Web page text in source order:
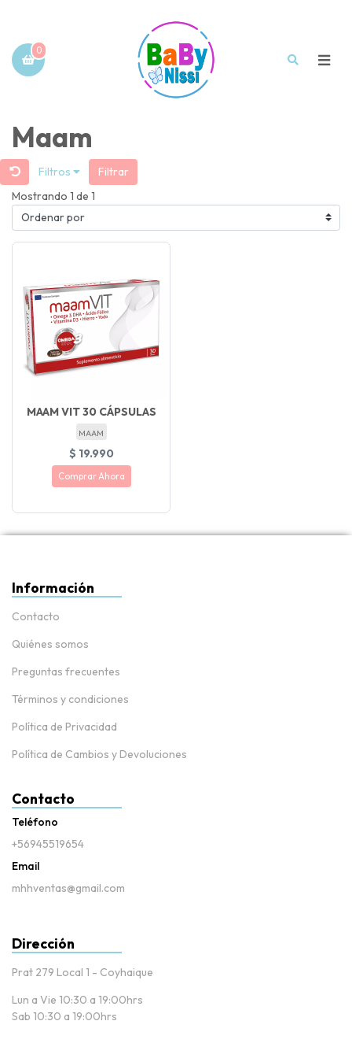
0
Maam
Filtros
Filtrar
Mostrando 1 de 1
MAAM VIT 30 CÁPSULAS
MAAM
$ 19.990
Comprar Ahora
Información
Contacto
Quiénes somos
Preguntas frecuentes
Términos y condiciones
Política de Privacidad
Política de Cambios y Devoluciones
Contacto
Teléfono
+56945519654
Email
mhhventas@gmail.com
Dirección
Prat 279 Local 1 - Coyhaique
Lun a Vie 10:30 a 19:00hrs
Sab 10:30 a 19:00hrs